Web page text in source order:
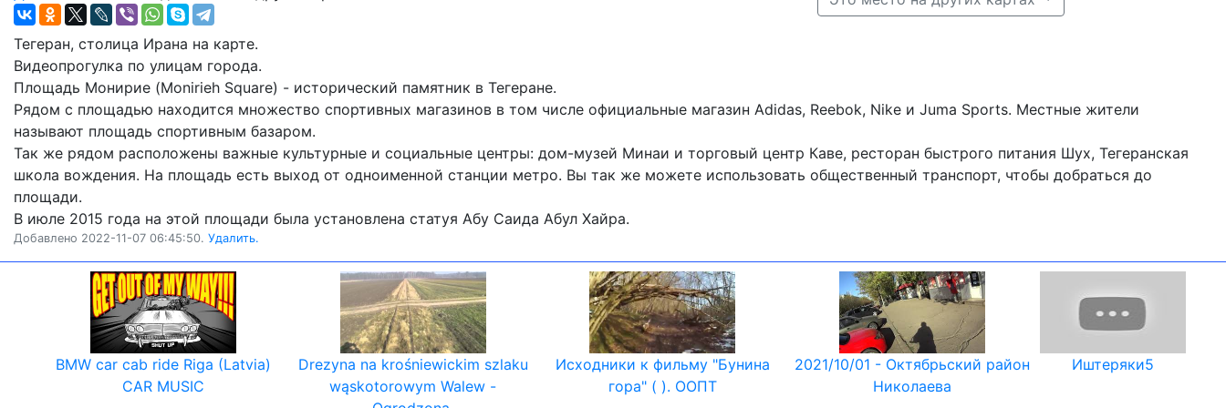
Тегеран, столица Ирана на карте.
Видеопрогулка по улицам города.
Площадь Монирие (Monirieh Square) - исторический памятник в Тегеране.
Рядом с площадью находится множество спортивных магазинов в том числе официальные магазин Adidas, Reebok, Nike и Juma Sports. Местные жители
называют площадь спортивным базаром.
Так же рядом расположены важные культурные и социальные центры: дом-музей Минаи и торговый центр Каве, ресторан быстрого питания Шух, Тегеранская
школа вождения. На площадь есть выход от одноименной станции метро. Вы так же можете использовать общественный транспорт, чтобы добраться до
площади.
В июле 2015 года на этой площади была установлена ​​статуя Абу Саида Абул Хайра.
Добавлено 2022-11-07 06:45:50. Удалить.
BMW car cab ride Riga (Latvia)
CAR MUSIC
Drezyna na krośniewickim szlaku
wąskotorowym Walew -
Исходники к фильму "Бунина
гора" ( ). ООПТ
2021/10/01 - Октябрьский район
Николаева
Иштеряки5